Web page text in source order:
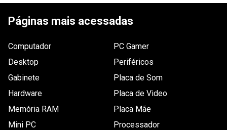
Páginas mais acessadas
Computador
Desktop
Gabinete
Hardware
Memória RAM
Mini PC
PC Gamer
Periféricos
Placa de Som
Placa de Video
Placa Mãe
Processador